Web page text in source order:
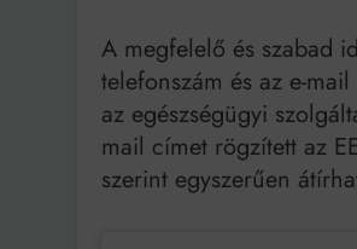
A megfelelő és szabad
telefonszám és az e-
az egészségügyi
mail címet rögzített az
szerint egyszerűen